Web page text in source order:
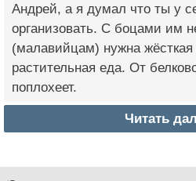
Андрей, а я думал что ты у
организовать. С боцами им
(малавийцам) нужна
растительная еда. От
поплохеет.
Читать